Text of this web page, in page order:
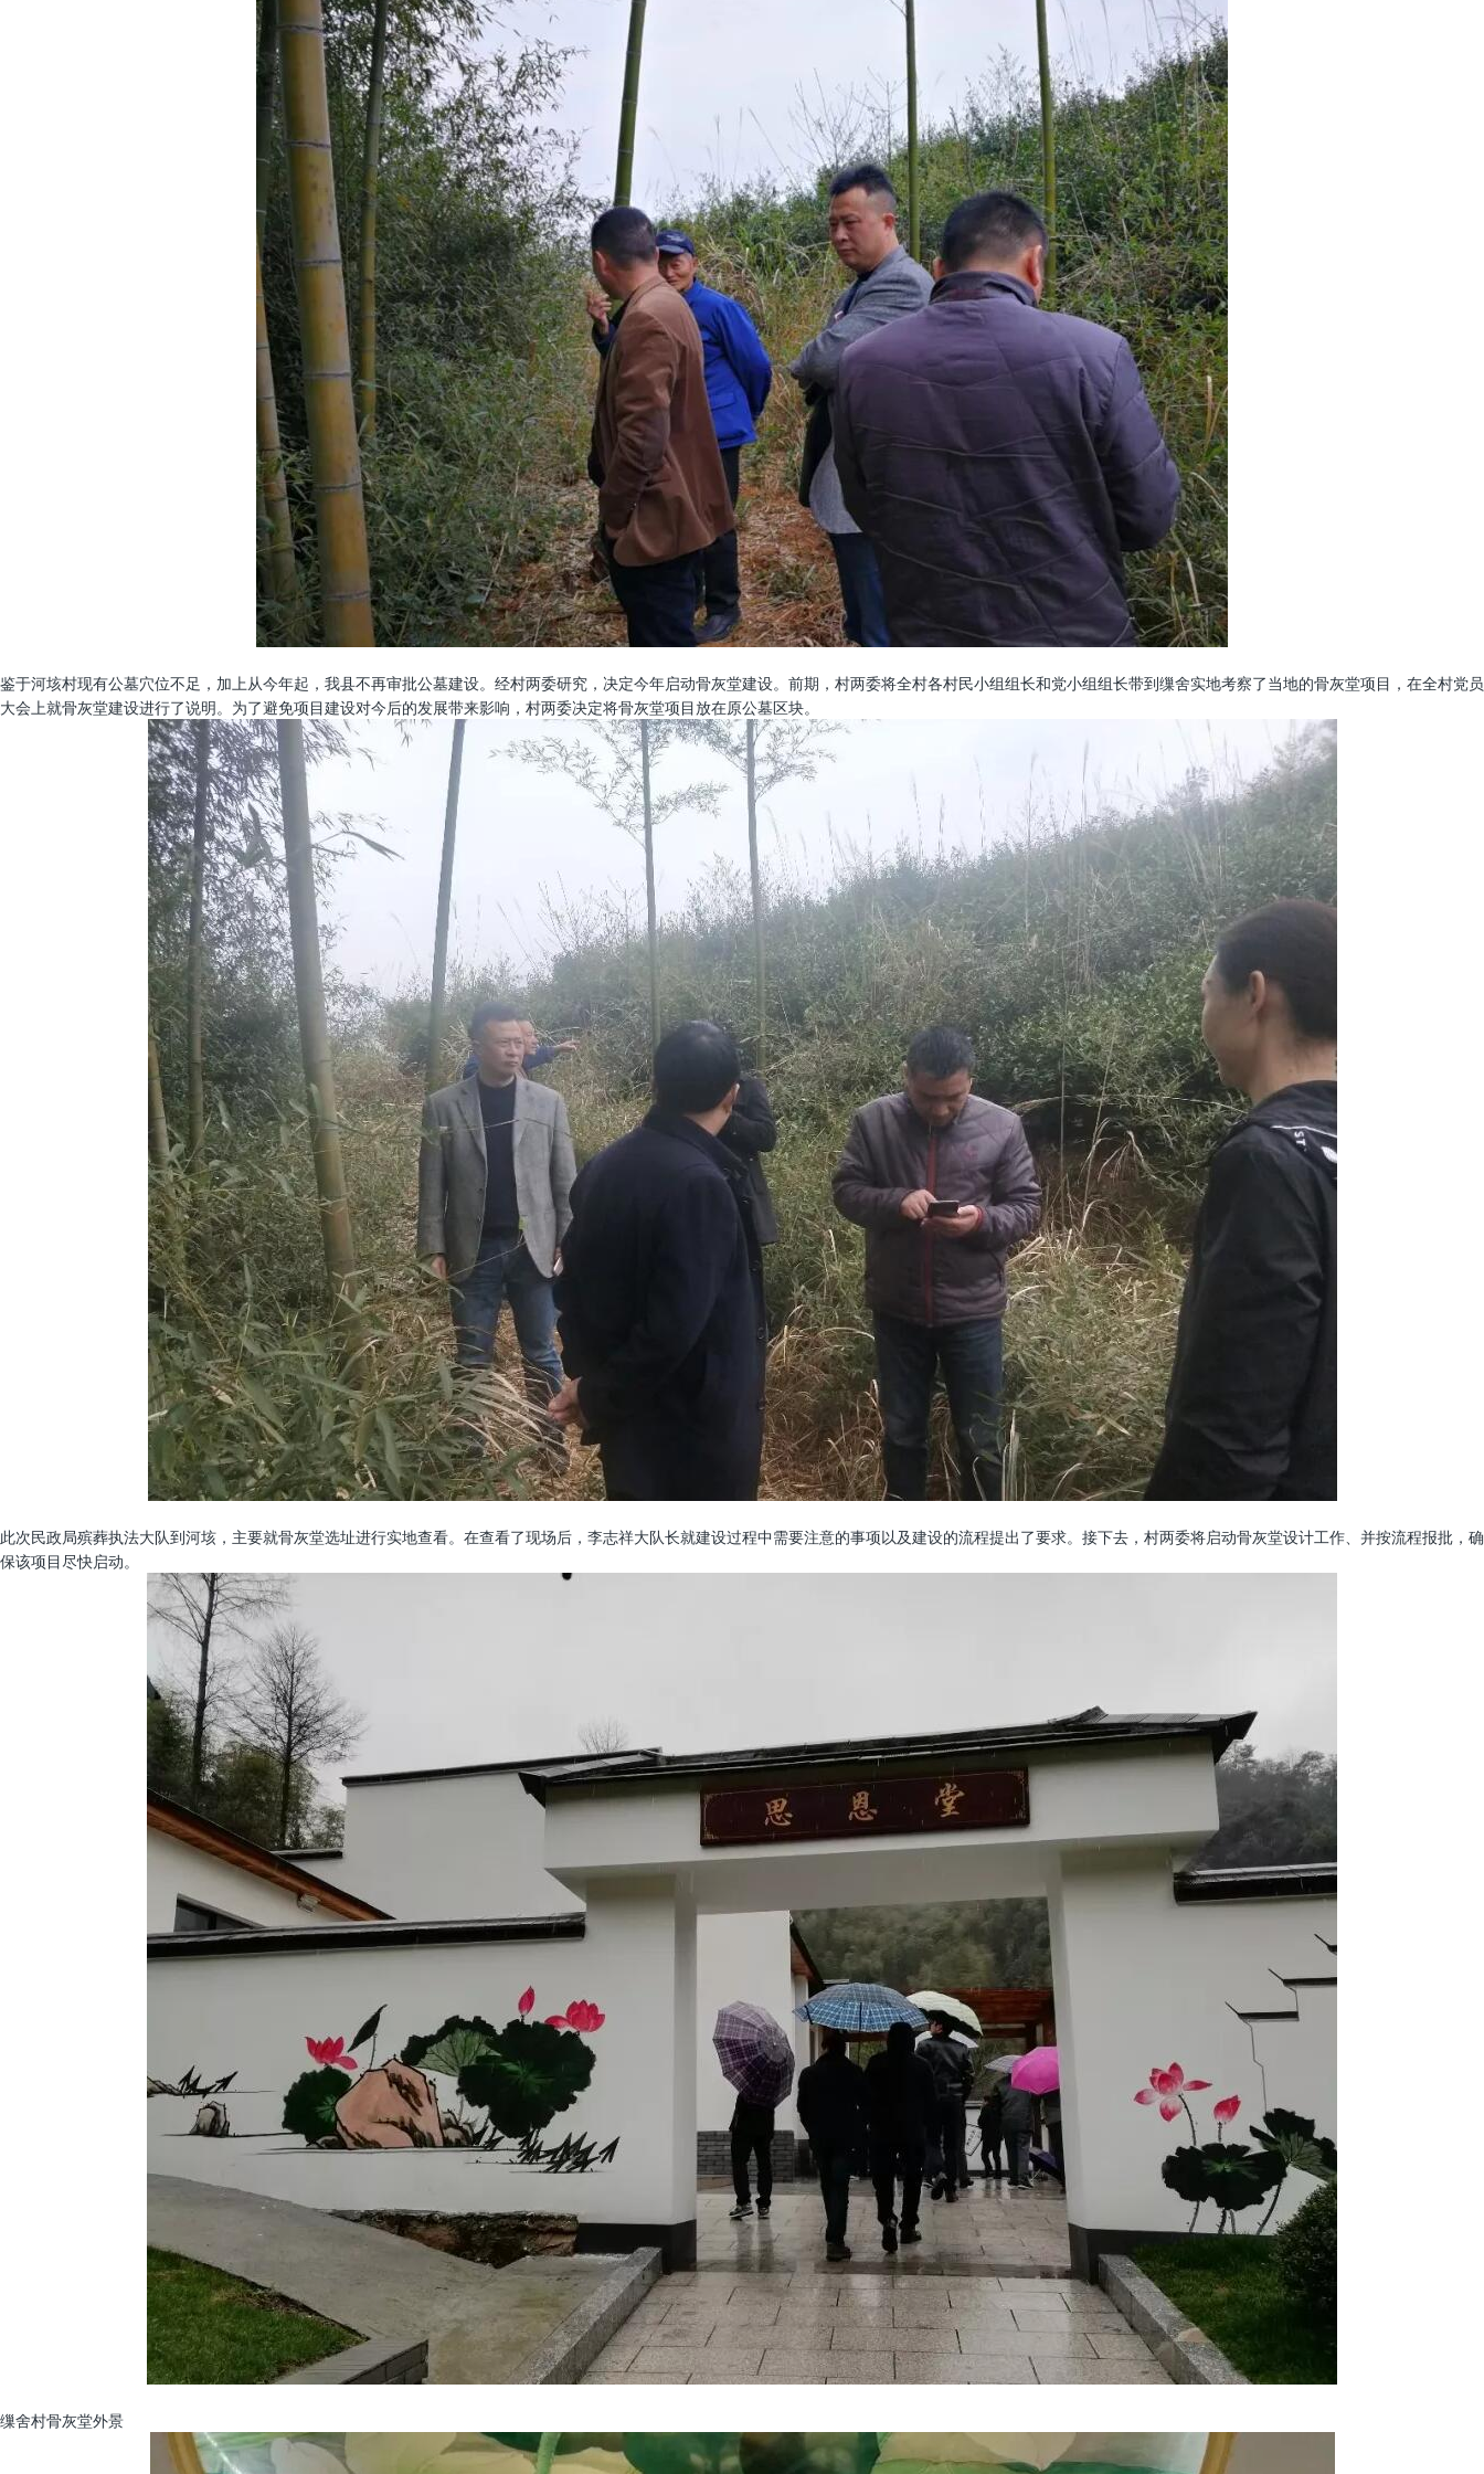
鉴于河垓村现有公墓穴位不足，加上从今年起，我县不再审批公墓建设。经村两委研究，决定今年启动骨灰堂建设。前期，村两委将全村各村民小组组长和党小组组长带到缫舍实地考察了当地的骨灰堂项目，在全村党员
大会上就骨灰堂建设进行了说明。为了避免项目建设对今后的发展带来影响，村两委决定将骨灰堂项目放在原公墓区块。
此次民政局殡葬执法大队到河垓，主要就骨灰堂选址进行实地查看。在查看了现场后，李志祥大队长就建设过程中需要注意的事项以及建设的流程提出了要求。接下去，村两委将启动骨灰堂设计工作、并按流程报批，确
保该项目尽快启动。
缫舍村骨灰堂外景